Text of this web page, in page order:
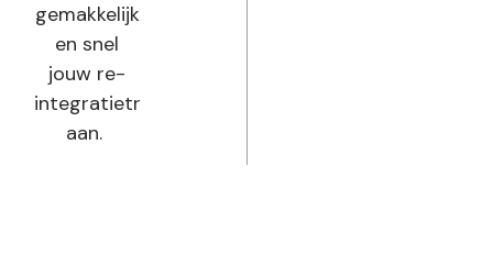
gemakkelijk
en snel
jouw re-
integratietraject
aan.